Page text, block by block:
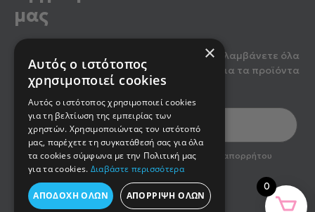
μας
Κάντε εγγραφή στο newsletter μας για να λαμβάνετε όλα
τα τελευταία νέα, καθώς και προσφορές για τα προϊόντα
μας.
optin2Έχω διαβάσει και αποδέχομαι την πολιτική απορρήτου
του newsletter
Εγγραφή
0
×
Αυτός ο ιστότοπος
χρησιμοποιεί cookies
Αυτός ο ιστότοπος χρησιμοποιεί cookies
για τη βελτίωση της εμπειρίας των
χρηστών. Χρησιμοποιώντας τον ιστότοπό
μας, παρέχετε τη συγκατάθεσή σας για όλα
τα cookies σύμφωνα με την Πολιτική μας
για τα cookies. Διαβάστε περισσότερα
ΑΠΟΔΟΧΉ ΌΛΩΝ ΑΠΌΡΡΙΨΗ ΌΛΩΝ